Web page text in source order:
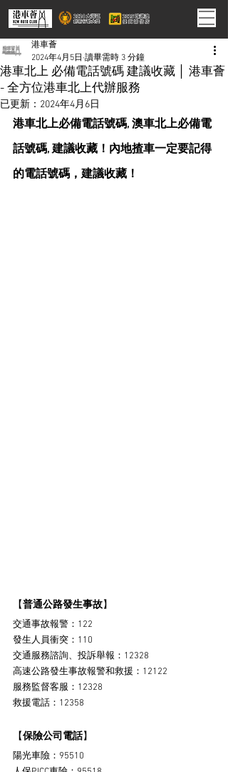
港車北上 必備電話號碼 建議收藏 │ 港車薈
- 全方位港車北上代辦服務
港車薈
2024年4月5日 讀畢需時 3 分鐘
已更新： 2024年4月6日
港車北上必備電話號碼, 澳車北上必備電
話號碼, 建議收藏！內地揸車一定要記得
的電話號碼，建議收藏！
【普通公路發生事故】
交通事故報警：122
發生人員衝突：110
交通服務諮詢、投訴舉報：12328
高速公路發生事故報警和救援：12122
服務監督客服：12328
救援電話：12358
【保險公司電話】
陽光車險：95510